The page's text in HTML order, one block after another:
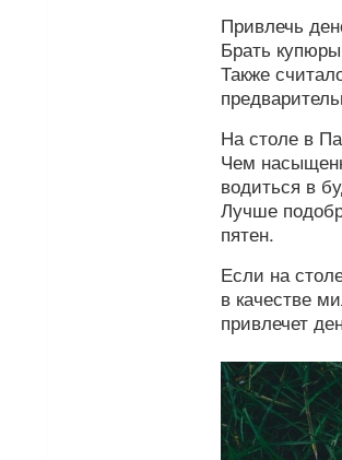
Привлечь
Брать
Также
На столе в
Чем
водиться в
Лучше
пятен.
Если на
в качестве
привлечет